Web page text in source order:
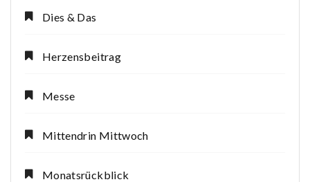
Dies & Das
Herzensbeitrag
Messe
Mittendrin Mittwoch
Monatsrückblick